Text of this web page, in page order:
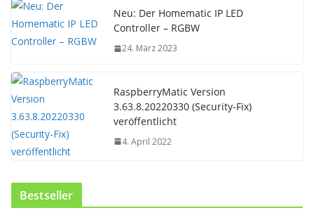
Neu: Der Homematic IP LED
Controller – RGBW
24. März 2023
RaspberryMatic Version
3.63.8.20220330 (Security-Fix)
veröffentlicht
4. April 2022
Bestseller